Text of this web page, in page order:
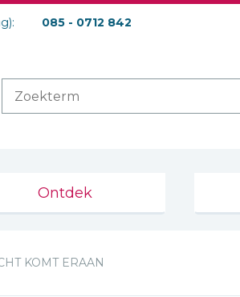
085 - 0712 842
Ontdek
KOMT ERAAN